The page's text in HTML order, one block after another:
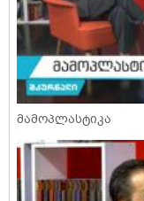
მამოპლასტიკა